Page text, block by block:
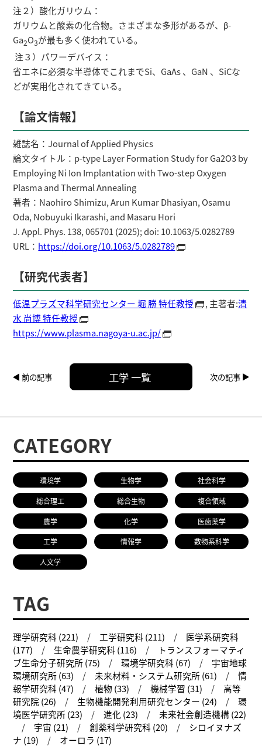
注２）酸化ガリウム：
ガリウムと酸素の化合物。さまざまな多形があるが、β-
Ga2O3が最も多く使われている。
注３）パワーデバイス：
省エネに必須な半導体でこれまでSi、GaAs 、GaN 、SiCな
どが実用化されてきている。
【論文情報】
雑誌名：Journal of Applied Physics
論文タイトル：p-type Layer Formation Study for Ga2O3 by
Employing Ni Ion Implantation with Two-step Oxygen
Plasma and Thermal Annealing
著者：Naohiro Shimizu, Arun Kumar Dhasiyan, Osamu
Oda, Nobuyuki Ikarashi, and Masaru Hori
J. Appl. Phys. 138, 065701 (2025); doi: 10.1063/5.0282789
URL： https://doi.org/10.1063/5.0282789
【研究代表者】
低温プラズマ科学研究センター 堀 勝 特任教授 , 主著者:清
水 尚博 特任教授
https://www.plasma.nagoya-u.ac.jp/
前の記事 工学 一覧 次の記事
CATEGORY
環境学 生物学 社会科学
総合理工 総合生物 複合領域
農学 化学 医歯薬学
工学 情報学 数物系科学
人文学
TAG
理学研究科 (221) 工学研究科 (211)
医学系研究科
(177)
生命農学研究科 (116)
トランスフォーマティ
ブ生命分子研究所 (75)
環境学研究科 (67)
宇宙地球
環境研究所 (63)
未来材料・システム研究所 (61)
情
報学研究科 (47)
植物 (33) 機械学習 (31)
高等
研究院 (26)
生物機能開発利用研究センター (24)
環
境医学研究所 (23)
進化 (23)
未来社会創造機構 (22)
宇宙 (21)
創薬科学研究科 (20)
シロイヌナズ
ナ (19)
オーロラ (17)